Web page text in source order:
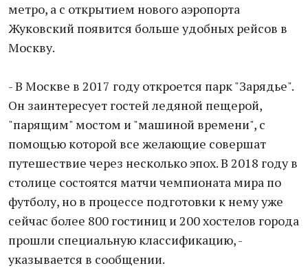
метро, а с открытием нового аэропорта
Жуковский появится больше удобных рейсов в
Москву.
- В Москве в 2017 году откроется парк "Зарядье".
Он заинтересует гостей ледяной пещерой,
"парящим" мостом и "машиной времени", с
помощью которой все желающие совершат
путешествие через несколько эпох. В 2018 году в
столице состоятся матчи чемпионата мира по
футболу, но в процессе подготовки к нему уже
сейчас более 800 гостиниц и 200 хостелов города
прошли специальную классификацию, -
указывается в сообщении.